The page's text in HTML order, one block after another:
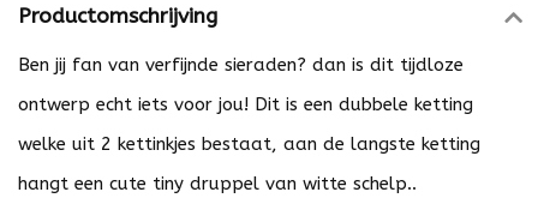
Productomschrijving
Ben jij fan van verfijnde sieraden? dan is dit tijdloze
ontwerp echt iets voor jou! Dit is een dubbele ketting
welke uit 2 kettinkjes bestaat, aan de langste ketting
hangt een cute tiny druppel van witte schelp..